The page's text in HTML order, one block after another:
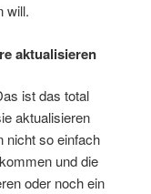
will.
aktualisieren
ist das total
aktualisieren
nicht so einfach
und die
oder noch ein